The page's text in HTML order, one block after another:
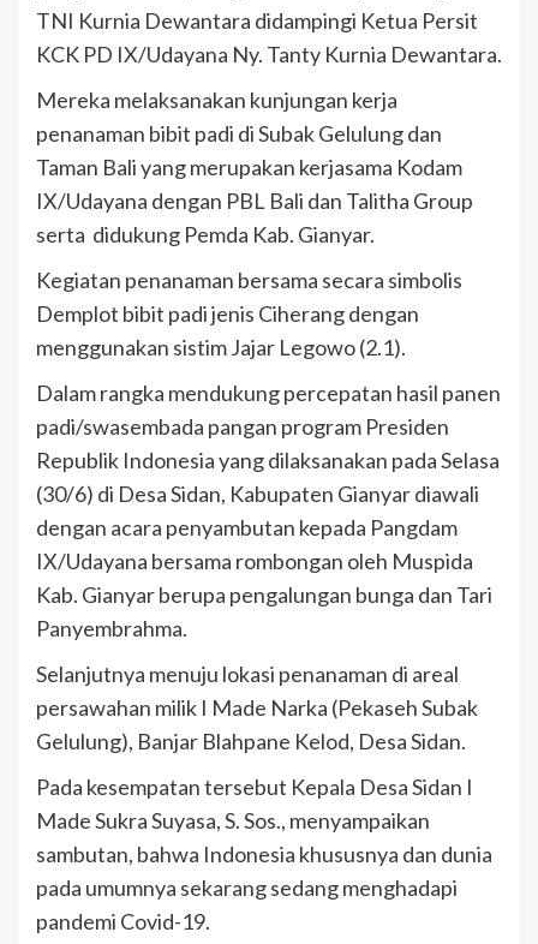
TNI Kurnia Dewantara didampingi Ketua Persit
KCK PD IX/Udayana Ny. Tanty Kurnia Dewantara.
Mereka melaksanakan kunjungan kerja
penanaman bibit padi di Subak Gelulung dan
Taman Bali yang merupakan kerjasama Kodam
IX/Udayana dengan PBL Bali dan Talitha Group
serta didukung Pemda Kab. Gianyar.
Kegiatan penanaman bersama secara simbolis
Demplot bibit padi jenis Ciherang dengan
menggunakan sistim Jajar Legowo (2.1).
Dalam rangka mendukung percepatan hasil panen
padi/swasembada pangan program Presiden
Republik Indonesia yang dilaksanakan pada Selasa
(30/6) di Desa Sidan, Kabupaten Gianyar diawali
dengan acara penyambutan kepada Pangdam
IX/Udayana bersama rombongan oleh Muspida
Kab. Gianyar berupa pengalungan bunga dan Tari
Panyembrahma.
Selanjutnya menuju lokasi penanaman di areal
persawahan milik I Made Narka (Pekaseh Subak
Gelulung), Banjar Blahpane Kelod, Desa Sidan.
Pada kesempatan tersebut Kepala Desa Sidan I
Made Sukra Suyasa, S. Sos., menyampaikan
sambutan, bahwa Indonesia khususnya dan dunia
pada umumnya sekarang sedang menghadapi
pandemi Covid-19.